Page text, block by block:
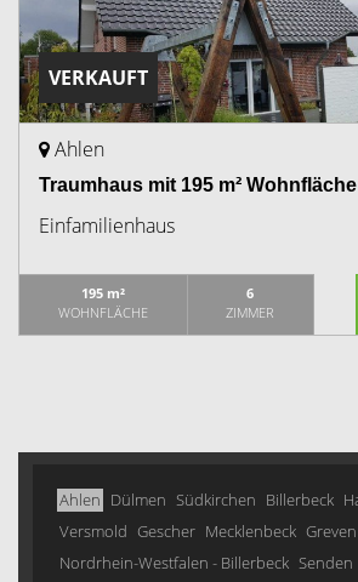
VERKAUFT
Ahlen
Traumhaus mit 195 m²
Einfamilienhaus
195 m²
WOHNFLÄCHE
6
ZIMMER
Ahlen Dülmen Südkirchen Billerbeck
Versmold Gescher Mecklenbeck Greven
Nordrhein-Westfalen - Billerbeck Senden